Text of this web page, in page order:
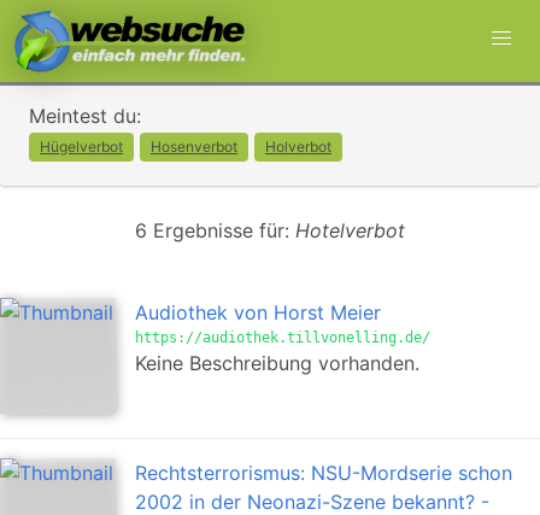
Meintest du:
Hügelverbot Hosenverbot Holverbot
6 Ergebnisse für: Hotelverbot
Audiothek von Horst Meier
https://audiothek.tillvonelling.de/
Keine Beschreibung vorhanden.
Rechtsterrorismus: NSU-Mordserie schon
2002 in der Neonazi-Szene bekannt? -